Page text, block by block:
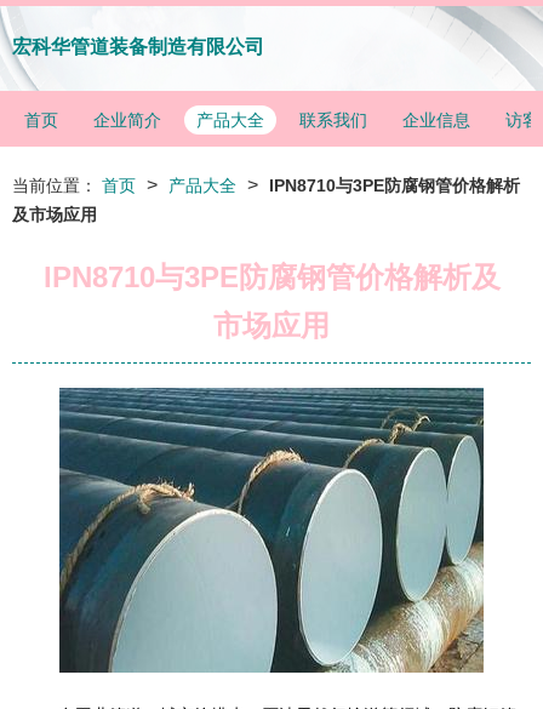
宏科华管道装备制造有限公司
首页 企业简介 产品大全 联系我们 企业信息 访客
当前位置： 首页 > 产品大全 >
IPN8710与3PE防腐钢管价格解析
及市场应用
IPN8710与3PE防腐钢管价格解析及
市场应用